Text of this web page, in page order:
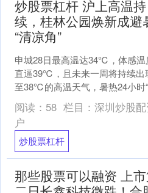
炒股票杠杆 沪上高温持
续，桂林公园焕新成避
“清凉角”
申城28日最高温达34℃，体感温
直逼39℃，且未来一周将持续
至38℃的高温天气，暑热24小时
转”。阔别一年的桂林公园于7月
敞开学....
阅读： 58 栏目： 深圳炒股
户
炒股票杠杆
那些股票可以融资 上